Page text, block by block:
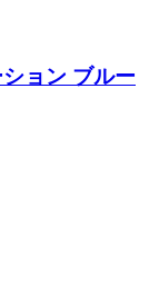
ョン ブルー